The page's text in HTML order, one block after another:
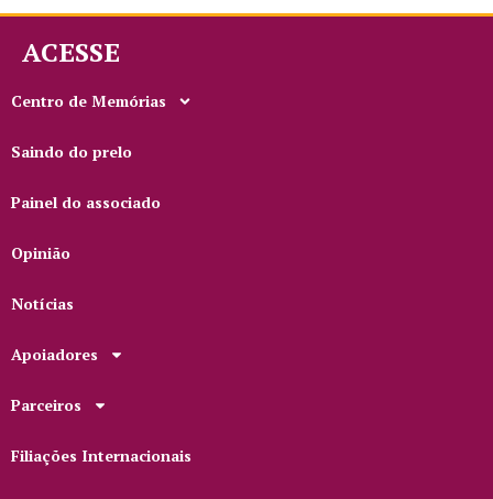
ACESSE
Centro de Memórias
Saindo do prelo
Painel do associado
Opinião
Notícias
Apoiadores
Parceiros
Filiações Internacionais